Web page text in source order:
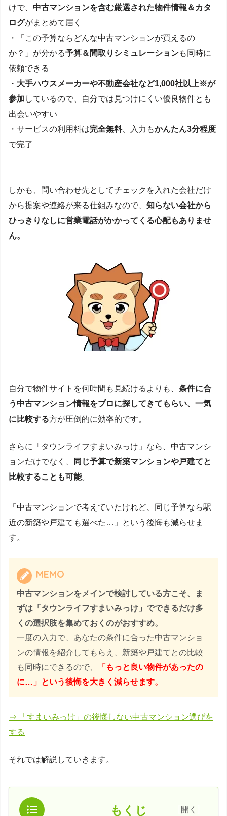
けで、 中古マンションを含む厳選された物件情報＆カタ
ログがまとめて届く
・「この予算ならどんな中古マンションが買えるの
か？」が分かる予算＆間取りシミュレーションも同時に
依頼できる
・ 大手ハウスメーカーや不動産会社など1,000社以上※が
参加 しているので、自分では見つけにくい優良物件とも
出会いやすい
・サービスの利用料は完全無料、入力もかんたん3分程度
で完了
しかも、問い合わせ先としてチェックを入れた会社だけ
から提案や連絡が来る仕組みなので、 知らない会社から
ひっきりなしに営業電話がかかってくる心配もありませ
ん。
自分で物件サイトを何時間も見続けるよりも、 条件に合
う中古マンション情報をプロに探してきてもらい、一気
に比較する方が圧倒的に効率的です。
さらに「タウンライフすまいみっけ」なら、中古マンシ
ョンだけでなく、
同じ予算で新築マンションや戸建てと
比較することも可能。
「中古マンションで考えていたけれど、同じ予算なら駅
近の新築や戸建ても選べた…」という後悔も減らせま
す。
MEMO
中古マンションをメインで検討している方こそ、ま
ずは「タウンライフすまいみっけ」でできるだけ多
くの選択肢を集めておくのがおすすめ。
一度の入力で、あなたの条件に合った中古マンショ
ンの情報を紹介してもらえ、新築や戸建てとの比較
も同時にできるので、
「もっと良い物件があったの
に…」という後悔を大きく減らせます。
⇒ 「すまいみっけ」の後悔しない中古マンション選びを
する
それでは解説していきます。
もくじ 開く